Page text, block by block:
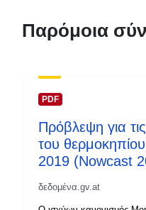
Παρόμοια
PDF
Πρόβλεψη για
του
2019 (Nowcast
δεδομένα.gv.at